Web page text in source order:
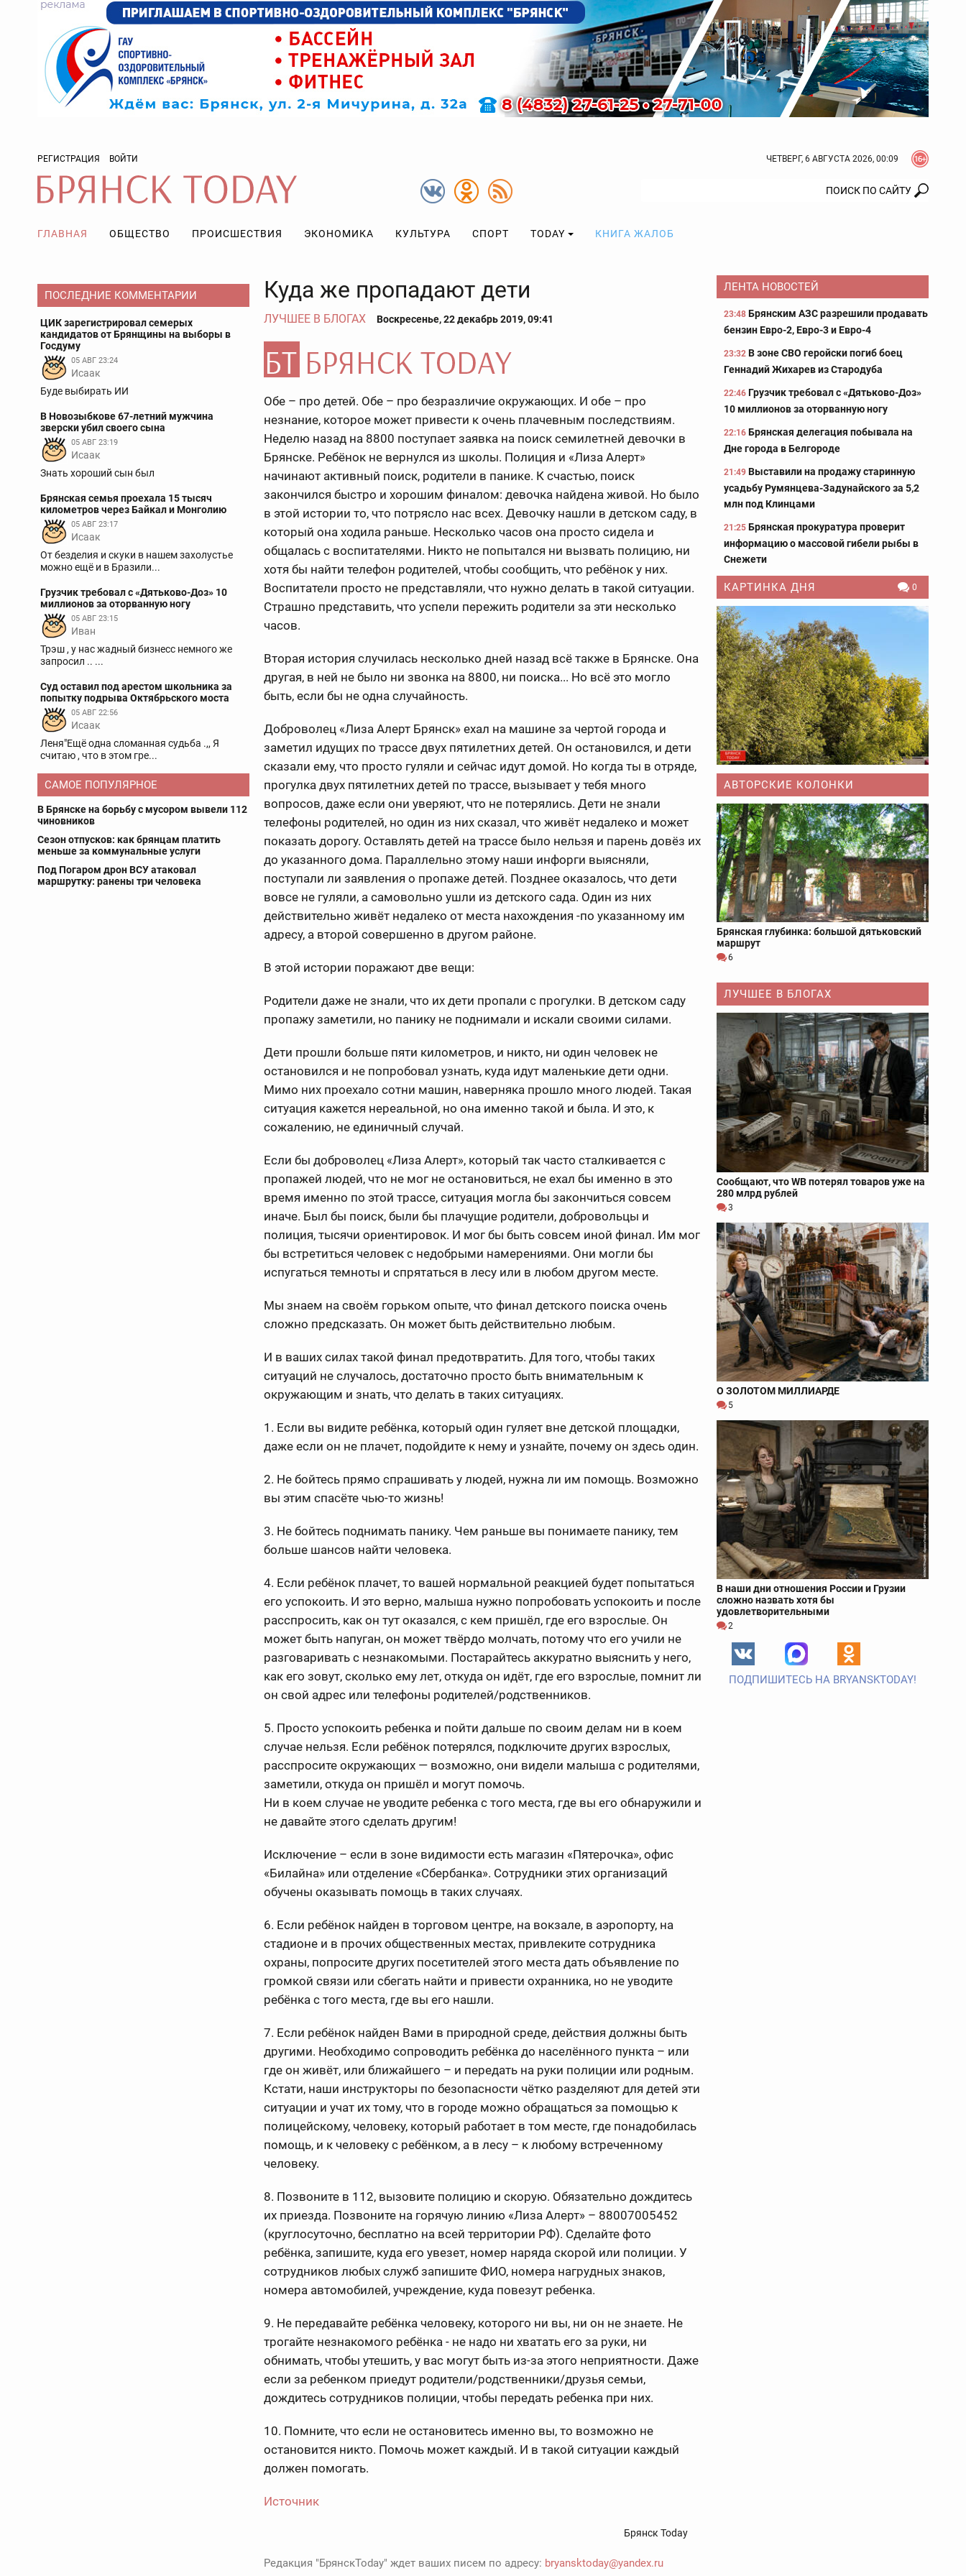
РЕГИСТРАЦИЯ ВОЙТИ ЧЕТВЕРГ, 6 АВГУСТА 2026, 00:09
ГЛАВНАЯ ОБЩЕСТВО ПРОИСШЕСТВИЯ ЭКОНОМИКА КУЛЬТУРА СПОРТ TODAY КНИГА ЖАЛОБ
ПОСЛЕДНИЕ КОММЕНТАРИИ
ЦИК зарегистрировал семерых
кандидатов от Брянщины на выборы в
Госдуму
05 АВГ 23:24
Исаак
Буде выбирать ИИ
В Новозыбкове 67-летний мужчина
зверски убил своего сына
05 АВГ 23:19
Исаак
Знать хороший сын был
Брянская семья проехала 15 тысяч
километров через Байкал и Монголию
05 АВГ 23:17
Исаак
От безделия и скуки в нашем захолустье
можно ещё и в Бразили...
Грузчик требовал с «Дятьково-Доз» 10
миллионов за оторванную ногу
05 АВГ 23:15
Иван
Трэш , у нас жадный бизнесс немного же
запросил .. ...
Суд оставил под арестом школьника за
попытку подрыва Октябрьского моста
05 АВГ 22:56
Исаак
Леня"Ещё одна сломанная судьба .,, Я
считаю , что в этом гре...
САМОЕ ПОПУЛЯРНОЕ
В Брянске на борьбу с мусором вывели 112
чиновников
Сезон отпусков: как брянцам платить
меньше за коммунальные услуги
Под Погаром дрон ВСУ атаковал
маршрутку: ранены три человека
Куда же пропадают дети
ЛУЧШЕЕ В БЛОГАХ Воскресенье, 22 декабрь 2019, 09:41
Обе – про детей. Обе – про безразличие окружающих. И обе – про
незнание, которое может привести к очень плачевным последствиям.
Неделю назад на 8800 поступает заявка на поиск семилетней девочки в
Брянске. Ребёнок не вернулся из школы. Полиция и «Лиза Алерт»
начинают активный поиск, родители в панике. К счастью, поиск
закончился быстро и хорошим финалом: девочка найдена живой. Но было
в этой истории то, что потрясло нас всех. Девочку нашли в детском саду, в
который она ходила раньше. Несколько часов она просто сидела и
общалась с воспитателями. Никто не попытался ни вызвать полицию, ни
хотя бы найти телефон родителей, чтобы сообщить, что ребёнок у них.
Воспитатели просто не представляли, что нужно делать в такой ситуации.
Страшно представить, что успели пережить родители за эти несколько
часов.
Вторая история случилась несколько дней назад всё также в Брянске. Она
другая, в ней не было ни звонка на 8800, ни поиска... Но всё это могло
быть, если бы не одна случайность.
Доброволец «Лиза Алерт Брянск» ехал на машине за чертой города и
заметил идущих по трассе двух пятилетних детей. Он остановился, и дети
сказали ему, что просто гуляли и сейчас идут домой. Но когда ты в отряде,
прогулка двух пятилетних детей по трассе, вызывает у тебя много
вопросов, даже если они уверяют, что не потерялись. Дети не знали
телефоны родителей, но один из них сказал, что живёт недалеко и может
показать дорогу. Оставлять детей на трассе было нельзя и парень довёз их
до указанного дома. Параллельно этому наши инфорги выясняли,
поступали ли заявления о пропаже детей. Позднее оказалось, что дети
вовсе не гуляли, а самовольно ушли из детского сада. Один из них
действительно живёт недалеко от места нахождения -по указанному им
адресу, а второй совершенно в другом районе.
В этой истории поражают две вещи:
Родители даже не знали, что их дети пропали с прогулки. В детском саду
пропажу заметили, но панику не поднимали и искали своими силами.
Дети прошли больше пяти километров, и никто, ни один человек не
остановился и не попробовал узнать, куда идут маленькие дети одни.
Мимо них проехало сотни машин, наверняка прошло много людей. Такая
ситуация кажется нереальной, но она именно такой и была. И это, к
сожалению, не единичный случай.
Если бы доброволец «Лиза Алерт», который так часто сталкивается с
пропажей людей, что не мог не остановиться, не ехал бы именно в это
время именно по этой трассе, ситуация могла бы закончиться совсем
иначе. Был бы поиск, были бы плачущие родители, добровольцы и
полиция, тысячи ориентировок. И мог бы быть совсем иной финал. Им мог
бы встретиться человек с недобрыми намерениями. Они могли бы
испугаться темноты и спрятаться в лесу или в любом другом месте.
Мы знаем на своём горьком опыте, что финал детского поиска очень
сложно предсказать. Он может быть действительно любым.
И в ваших силах такой финал предотвратить. Для того, чтобы таких
ситуаций не случалось, достаточно просто быть внимательным к
окружающим и знать, что делать в таких ситуациях.
1. Если вы видите ребёнка, который один гуляет вне детской площадки,
даже если он не плачет, подойдите к нему и узнайте, почему он здесь один.
2. Не бойтесь прямо спрашивать у людей, нужна ли им помощь. Возможно
вы этим спасёте чью-то жизнь!
3. Не бойтесь поднимать панику. Чем раньше вы понимаете панику, тем
больше шансов найти человека.
4. Если ребёнок плачет, то вашей нормальной реакцией будет попытаться
его успокоить. И это верно, малыша нужно попробовать успокоить и после
расспросить, как он тут оказался, с кем пришёл, где его взрослые. Он
может быть напуган, он может твёрдо молчать, потому что его учили не
разговаривать с незнакомыми. Постарайтесь аккуратно выяснить у него,
как его зовут, сколько ему лет, откуда он идёт, где его взрослые, помнит ли
он свой адрес или телефоны родителей/родственников.
5. Просто успокоить ребенка и пойти дальше по своим делам ни в коем
случае нельзя. Если ребёнок потерялся, подключите других взрослых,
расспросите окружающих — возможно, они видели малыша с родителями,
заметили, откуда он пришёл и могут помочь.
Ни в коем случае не уводите ребенка с того места, где вы его обнаружили и
не давайте этого сделать другим!
Исключение – если в зоне видимости есть магазин «Пятерочка», офис
«Билайна» или отделение «Сбербанка». Сотрудники этих организаций
обучены оказывать помощь в таких случаях.
6. Если ребёнок найден в торговом центре, на вокзале, в аэропорту, на
стадионе и в прочих общественных местах, привлеките сотрудника
охраны, попросите других посетителей этого места дать объявление по
громкой связи или сбегать найти и привести охранника, но не уводите
ребёнка с того места, где вы его нашли.
7. Если ребёнок найден Вами в природной среде, действия должны быть
другими. Необходимо сопроводить ребёнка до населённого пункта – или
где он живёт, или ближайшего – и передать на руки полиции или родным.
Кстати, наши инструкторы по безопасности чётко разделяют для детей эти
ситуации и учат их тому, что в городе можно обращаться за помощью к
полицейскому, человеку, который работает в том месте, где понадобилась
помощь, и к человеку с ребёнком, а в лесу – к любому встреченному
человеку.
8. Позвоните в 112, вызовите полицию и скорую. Обязательно дождитесь
их приезда. Позвоните на горячую линию «Лиза Алерт» – 88007005452
(круглосуточно, бесплатно на всей территории РФ). Сделайте фото
ребёнка, запишите, куда его увезет, номер наряда скорой или полиции. У
сотрудников любых служб запишите ФИО, номера нагрудных знаков,
номера автомобилей, учреждение, куда повезут ребенка.
9. Не передавайте ребёнка человеку, которого ни вы, ни он не знаете. Не
трогайте незнакомого ребёнка - не надо ни хватать его за руки, ни
обнимать, чтобы утешить, у вас могут быть из-за этого неприятности. Даже
если за ребенком приедут родители/родственники/друзья семьи,
дождитесь сотрудников полиции, чтобы передать ребенка при них.
10. Помните, что если не остановитесь именно вы, то возможно не
остановится никто. Помочь может каждый. И в такой ситуации каждый
должен помогать.
Источник
Брянск Today
Редакция "БрянскToday" ждет ваших писем по адресу: bryansktoday@yandex.ru
ЛЕНТА НОВОСТЕЙ
23:48 Брянским АЗС разрешили продавать
бензин Евро-2, Евро-3 и Евро-4
23:32 В зоне СВО геройски погиб боец
Геннадий Жихарев из Стародуба
22:46 Грузчик требовал с «Дятьково-Доз»
10 миллионов за оторванную ногу
22:16 Брянская делегация побывала на
Дне города в Белгороде
21:49 Выставили на продажу старинную
усадьбу Румянцева-Задунайского за 5,2
млн под Клинцами
21:25 Брянская прокуратура проверит
информацию о массовой гибели рыбы в
Снежети
КАРТИНКА ДНЯ 0
АВТОРСКИЕ КОЛОНКИ
Брянская глубинка: большой дятьковский
маршрут
6
ЛУЧШЕЕ В БЛОГАХ
Сообщают, что WB потерял товаров уже на
280 млрд рублей
3
О ЗОЛОТОМ МИЛЛИАРДЕ
5
В наши дни отношения России и Грузии
сложно назвать хотя бы
удовлетворительными
2
ПОДПИШИТЕСЬ НА BRYANSKTODAY!